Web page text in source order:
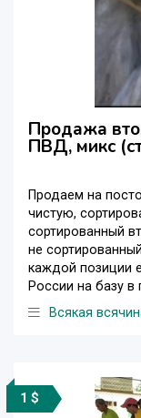
Продажа
ПВД, микс
Продаем на
чистую,
сортированный
не
каждой позиции
России на базу в
Всякая
1 $